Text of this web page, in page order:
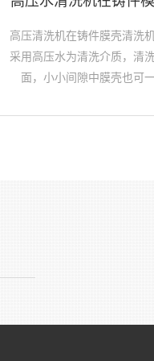
高压清洗机在铸件膜壳清洗
采用高压水为清洗介质，清
面，小小间隙中膜壳也可